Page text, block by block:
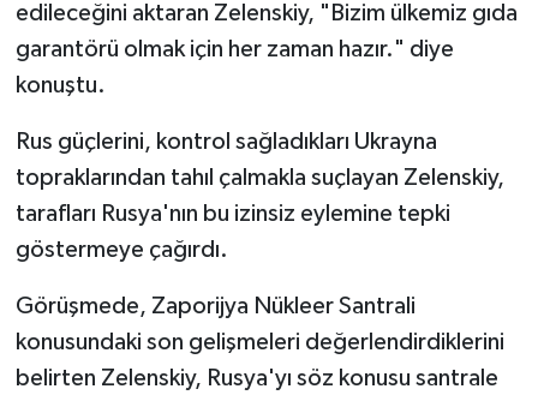
edileceğini aktaran Zelenskiy, "Bizim ülkemiz gıda
garantörü olmak için her zaman hazır." diye
konuştu.
Rus güçlerini, kontrol sağladıkları Ukrayna
topraklarından tahıl çalmakla suçlayan Zelenskiy,
tarafları Rusya'nın bu izinsiz eylemine tepki
göstermeye çağırdı.
Görüşmede, Zaporijya Nükleer Santrali
konusundaki son gelişmeleri değerlendirdiklerini
belirten Zelenskiy, Rusya'yı söz konusu santrale